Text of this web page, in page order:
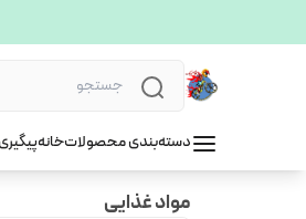
دسته‌بندی محصولاتخانه
مواد غذایی